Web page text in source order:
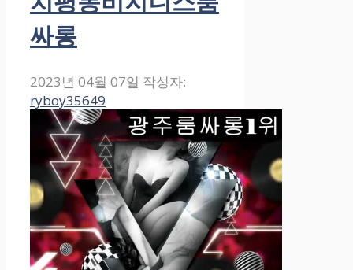
싸롱
2023년 04월 07일 작성자:
ryboy35649